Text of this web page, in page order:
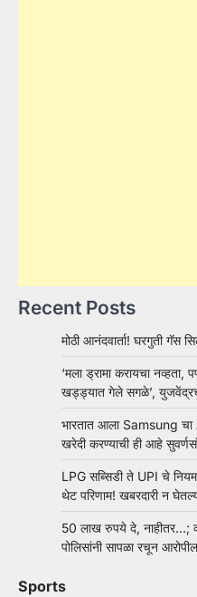
Recent Posts
मोठी आनंदवार्ता! घरगुती गॅस
‘मला ड्रामा करायचा
खड्ड्यात गेले सगळे’,
भारतात आला Samsung चा
खरेदी करण्याची ही आहे
LPG सब्सिडी ते UPI चे
थेट परिणाम! खबरदारी न
50 लाख रुपये दे, नाहीतर…;
पोलिसांनी सापळा रचून
Sports